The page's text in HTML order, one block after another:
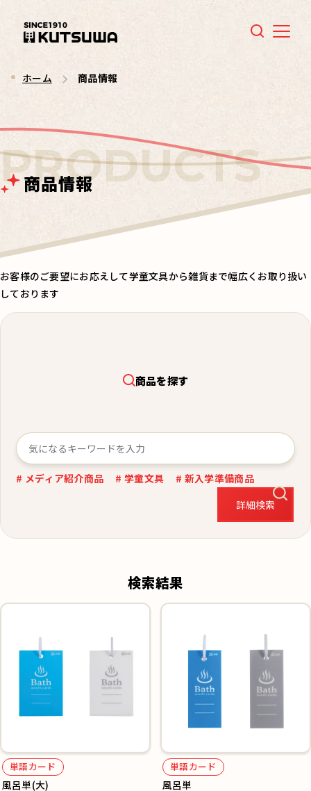
Menu
ホーム 商品情報
商品情報
お客様のご要望にお応えして学童文具から雑貨まで幅広くお取り扱い
しております
商品を探す
詳細検索
# メディア紹介商品 # 学童文具 # 新入学準備商品
検索結果
単語カード
風呂単(大)
単語カード
風呂単